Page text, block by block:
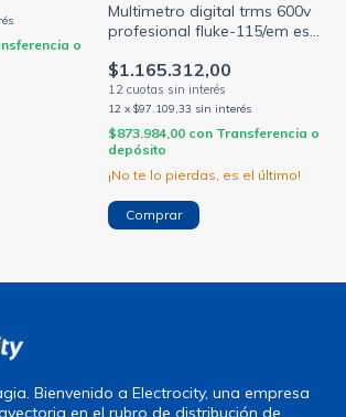
o
Multimetro digital trms 600v
profesional fluke-115/em esp
$1.165.312,00
12 x $97.109,33 sin interés
$873.984,00 con Transferencia o
depósito
¡No te lo pierdas, es el último!
Bienvenido a Electrocity, una empresa
en el rubro de distribución de